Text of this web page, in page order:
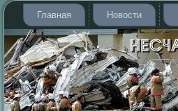
Главная Новости